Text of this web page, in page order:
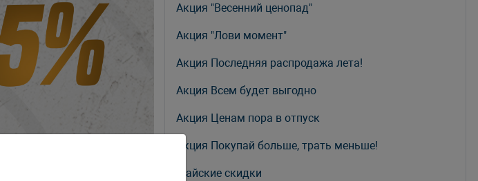
Акция "Весенний ценопад"
Акция "Лови момент"
Акция Последняя распродажа лета!
Акция Всем будет выгодно
Акция Ценам пора в отпуск
Акция Покупай больше, трать меньше!
Майские скидки